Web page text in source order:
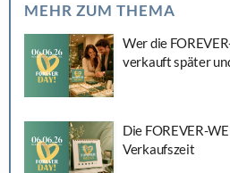
MEHR ZUM THEMA
Wer die
verkauft später
Die FOREVER-
Verkaufszeit